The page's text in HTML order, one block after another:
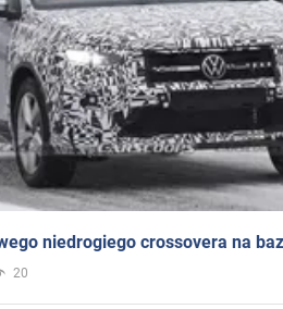
niedrogiego crossovera na
20